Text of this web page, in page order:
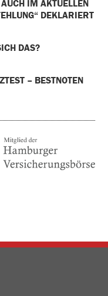
IM AKTUELLEN
DEKLARIERT
DAS?
– BESTNOTEN